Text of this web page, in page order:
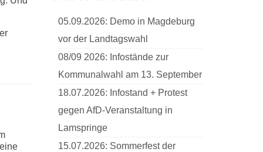
05.09.2026: Demo in Magdeburg
vor der Landtagswahl
08/09 2026: Infostände zur
Kommunalwahl am 13. September
18.07.2026: Infostand + Protest
gegen AfD-Veranstaltung in
Lamspringe
15.07.2026: Sommerfest der